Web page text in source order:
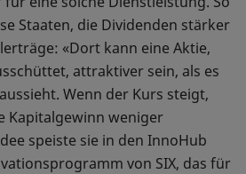
Staaten, die Dividenden stärker
«Dort kann eine Aktie,
attraktiver sein, als es
Wenn der Kurs steigt,
Kapitalgewinn weniger
speiste sie in den InnoHub
von SIX, das für